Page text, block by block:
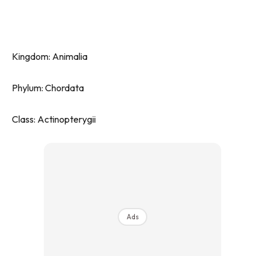
Kingdom: Animalia
Phylum: Chordata
Class: Actinopterygii
Ads